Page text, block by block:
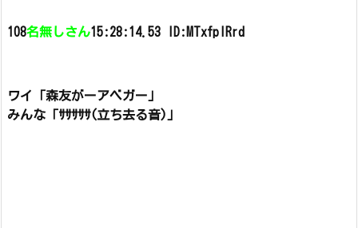
108名無しさん15:28:14.53 ID:MTxfplRrd
ワイ「森友がーアベガー」
みんな「ｻｻｻｻｻ(立ち去る音)」